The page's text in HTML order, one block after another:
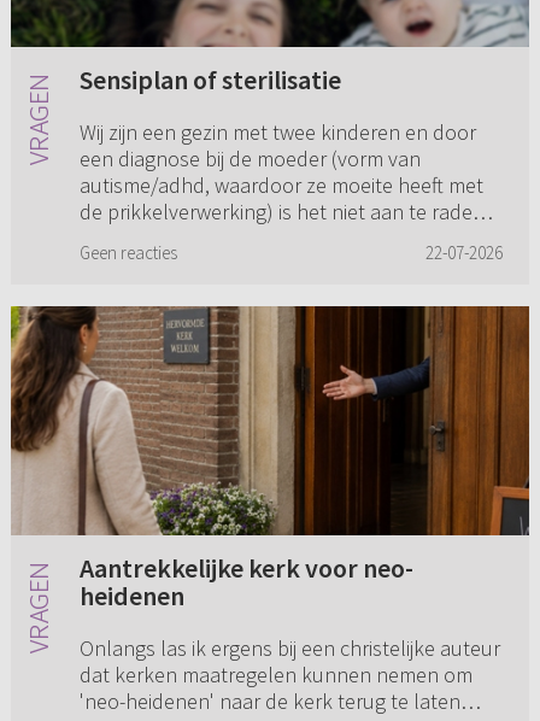
Sensiplan of sterilisatie
Wij zijn een gezin met twee kinderen en door
een diagnose bij de moeder (vorm van
autisme/adhd, waardoor ze moeite heeft met
de prikkelverwerking) is het niet aan te raden
Geen reacties 22-07-2026
Aantrekkelijke kerk voor neo-
heidenen
Onlangs las ik ergens bij een christelijke auteur
dat kerken maatregelen kunnen nemen om
'neo-heidenen' naar de kerk terug te laten